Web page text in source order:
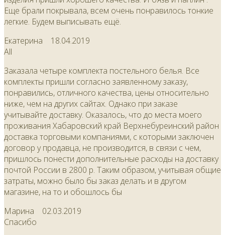
Еще брали покрывала, всем очень понравилось тонкие
легкие. Будем выписывать ещё.
Екатерина 18.04.2019
All
Заказала четыре комплекта постельного белья. Все
комплекты пришли согласно заявленному заказу,
понравились, отличного качества, цены относительно
ниже, чем на других сайтах. Однако при заказе
учитывайте доставку. Оказалось, что до места моего
проживания Хабаровский край Верхнебуреинский район
доставка торговыми компаниями, с которыми заключен
договор у продавца, не производится, в связи с чем,
пришлось понести дополнительные расходы на доставку
почтой России в 2800 р. Таким образом, учитывая общие
затраты, можно было бы заказ делать и в другом
магазине, на то и обошлось бы
Марина 02.03.2019
Спасибо